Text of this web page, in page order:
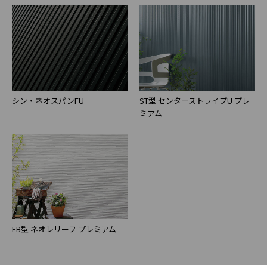
シン・ネオスパンFU
ST型 センターストライプU プレ
ミアム
FB型 ネオレリーフ プレミアム